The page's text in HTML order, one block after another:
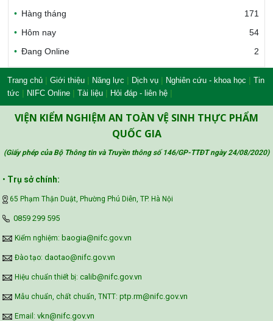
Công đoàn Y tế Việt Nam
Safe Food for Growth Project (SAFEGRO)
Vietnam Center for Food Safety Risk
Hàng tháng
171
Hôm nay
54
Đang Online
2
Trang chủ | Giới thiệu | Năng lực | Dịch vụ | Nghiên cứu - khoa học | Tin
tức | NIFC Online | Tài liệu | Hỏi đáp - liên hệ |
VIỆN KIỂM NGHIỆM AN TOÀN VỆ SINH THỰC PHẨM
QUỐC GIA
(Giấy phép của Bộ Thông tin và Truyền thông số 146/GP-TTĐT ngày 24/08/2020)
• Trụ sở chính:
65 Phạm Thận Duật, Phường Phú Diễn, TP. Hà Nội
‪0859 299 595‬
Kiểm nghiệm: baogia@nifc.gov.vn
Đào tạo: daotao@nifc.gov.vn
Hiệu chuẩn thiết bị: calib@nifc.gov.vn
Mẫu chuẩn, chất chuẩn, TNTT: ptp.rm@nifc.gov.vn
Email: vkn@nifc.gov.vn